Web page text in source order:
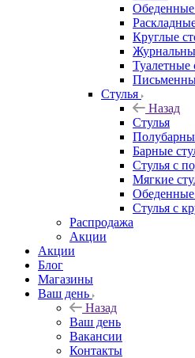
Круглые
Туалетные
Стулья
Назад
Стулья
Барные
Стулья с
Мягкие
Обеденные
Стулья с
Распродажа
Акции
Акции
Блог
Магазины
Ваш день
Назад
Ваш день
Вакансии
Контакты